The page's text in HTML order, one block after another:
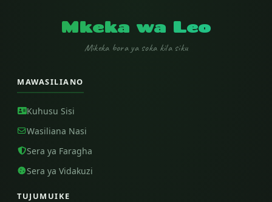
Mkeka wa Leo
Mikeka bora ya soka kila siku
MAWASILIANO
Kuhusu Sisi
Wasiliana Nasi
Sera ya Faragha
Sera ya Vidakuzi
TUJUMUIKE